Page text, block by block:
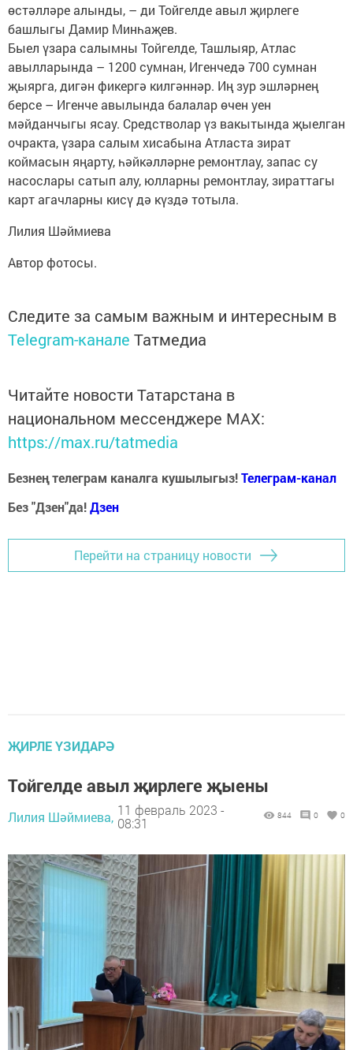
өстәлләре алынды, – ди Тойгелде авыл җирлеге
башлыгы Дамир Минһаҗев.
Быел үзара салымны Тойгелде, Ташлыяр, Атлас
авылларында – 1200 сумнан, Игенчедә 700 сумнан
җыярга, дигән фикергә килгәннәр. Иң зур эшләрнең
берсе – Игенче авылында балалар өчен уен
мәйданчыгы ясау. Средстволар үз вакытында җыелган
очракта, үзара салым хисабына Атласта зират
коймасын яңарту, һәйкәлләрне ремонтлау, запас су
насослары сатып алу, юлларны ремонтлау, зираттагы
карт агачларны кисү дә күздә тотыла.
Лилия Шәймиева
Автор фотосы.
Следите за самым важным и интересным в
Telegram-канале Татмедиа
Читайте новости Татарстана в
национальном мессенджере MАХ:
https://max.ru/tatmedia
Безнең телеграм каналга кушылыгыз!Телеграм-канал
Без "Дзен"да!Дзен
Перейти на страницу новости
ҖИРЛЕ ҮЗИДАРӘ
Тойгелде авыл җирлеге җыены
Лилия Шәймиева, 11 февраль 2023 -
08:31
844 0 0